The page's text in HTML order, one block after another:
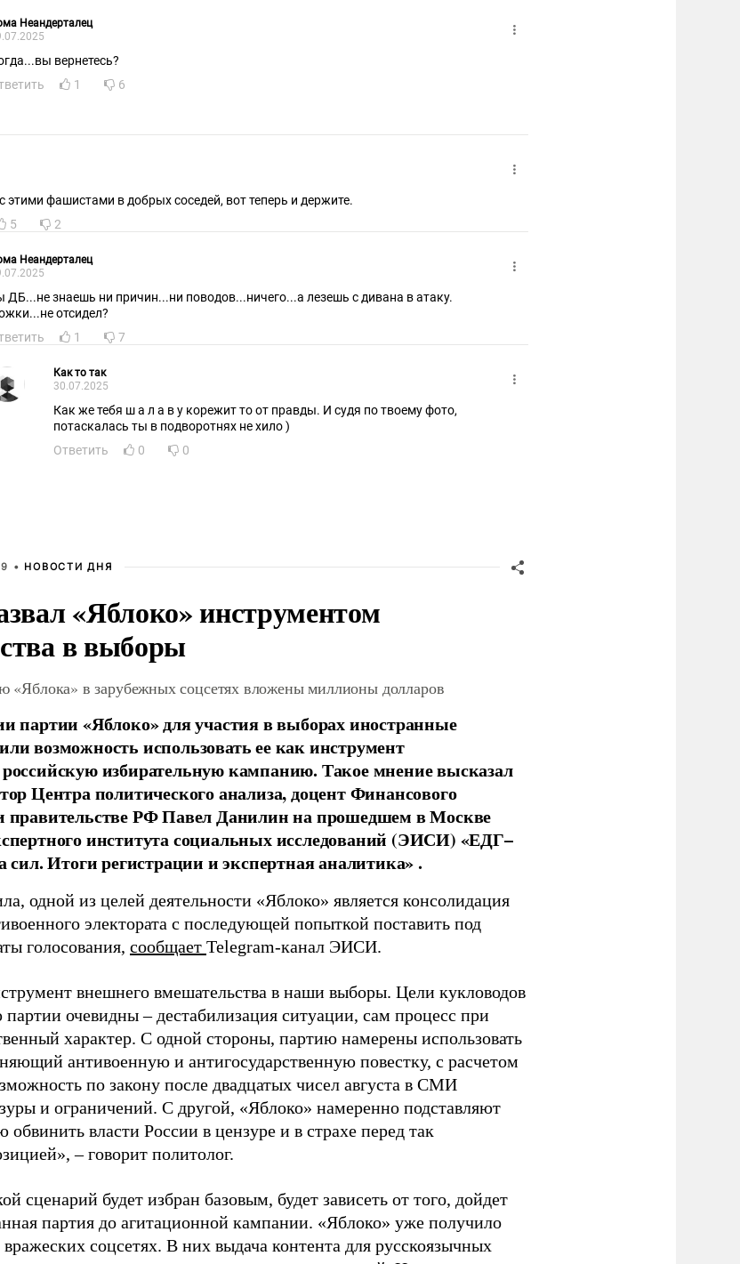
Неандерталец
вернетесь?
1 6
этими фашистами в добрых соседей, вот теперь и держите.
5 2
Неандерталец
ДБ...не знаешь ни причин...ни поводов...ничего...а лезешь с дивана в атаку.
отсидел?
1 7
Как то так
30.07.2025
Как же тебя ш а л а в у корежит то от правды. И судя по твоему фото,
потаскалась ты в подворотнях не хило )
Ответить
0 0
• НОВОСТИ ДНЯ
«Яблоко» инструментом
в выборы
«Яблока» в зарубежных соцсетях вложены миллионы долларов
партии «Яблоко» для участия в выборах иностранные
возможность использовать ее как инструмент
избирательную кампанию. Такое мнение высказал
Центра политического анализа, доцент Финансового
правительстве РФ Павел Данилин на прошедшем в Москве
института социальных исследований (ЭИСИ) «ЕДГ–
сил. Итоги регистрации и экспертная аналитика» .
одной из целей деятельности «Яблоко» является консолидация
электората с последующей попыткой поставить под
голосования, сообщает Telegram-канал ЭИСИ.
внешнего вмешательства в наши выборы. Цели кукловодов
очевидны – дестабилизация ситуации, сам процесс при
характер. С одной стороны, партию намерены использовать
антивоенную и антигосударственную повестку, с расчетом
по закону после двадцатых чисел августа в СМИ
и ограничений. С другой, «Яблоко» намеренно подставляют
обвинить власти России в цензуре и в страхе перед так
– говорит политолог.
сценарий будет избран базовым, будет зависеть от того, дойдет
партия до агитационной кампании. «Яблоко» уже получило
вражеских соцсетях. В них выдача контента для русскоязычных